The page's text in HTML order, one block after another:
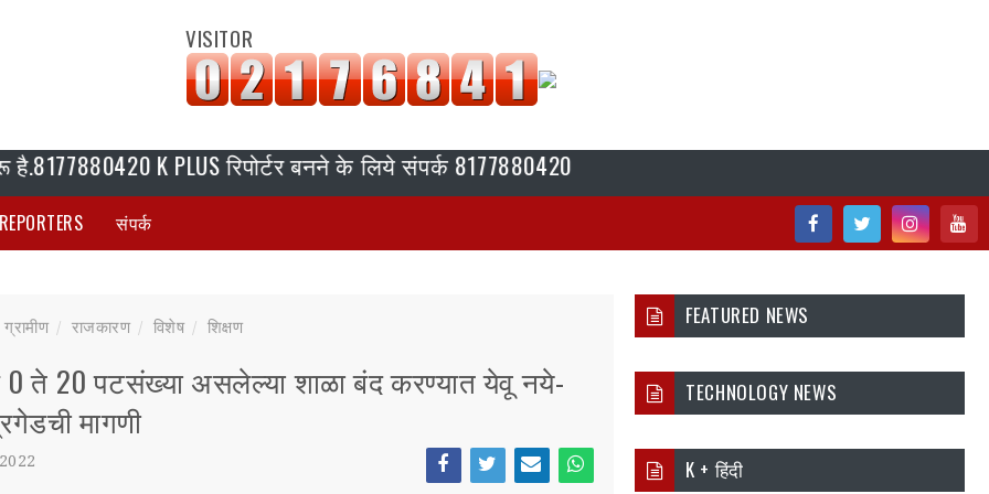
VISITOR
K PLUS रिपोर्टर बनने के लिये संपर्क 8177880420
ebo
ok
tter
agr
am
tub
e
संपर्क
ग्रामीण राजकारण विशेष शिक्षण
0 ते 20 पटसंख्या असलेल्या शाळा बंद करण्यात येवू नये-
मागणी
FEATURED NEWS
TECHNOLOGY NEWS
K + हिंदी